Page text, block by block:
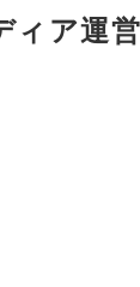
ィア運